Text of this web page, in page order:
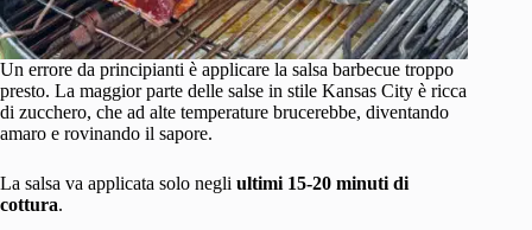
Un errore da principianti è applicare la salsa barbecue troppo
presto. La maggior parte delle salse in stile Kansas City è ricca
di zucchero, che ad alte temperature brucerebbe, diventando
amaro e rovinando il sapore.
La salsa va applicata solo negli ultimi 15-20 minuti di
cottura.